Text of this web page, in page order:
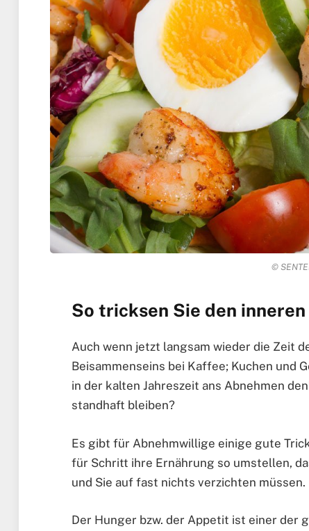
©
So tricksen Sie den
Auch wenn jetzt langsam wieder die Zeit
Beisammenseins bei Kaffee; Kuchen und
in der kalten Jahreszeit ans Abnehmen
standhaft bleiben?
Es gibt für Abnehmwillige einige gute
für Schritt ihre Ernährung so umstellen,
und Sie auf fast nichts verzichten müssen.
Der Hunger bzw. der Appetit ist einer der